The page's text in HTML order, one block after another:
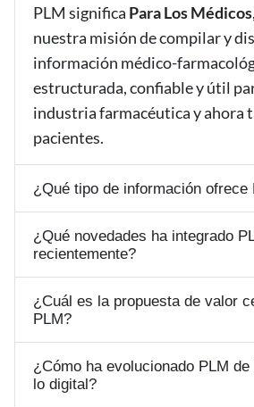
PLM significa Para Los Médicos
nuestra misión de compilar y
información médico-
estructurada, confiable y útil
industria farmacéutica y ahora
pacientes.
¿Qué tipo de información ofrece
¿Qué novedades ha integrado
recientemente?
¿Cuál es la propuesta de valor
PLM?
¿Cómo ha evolucionado PLM
lo digital?